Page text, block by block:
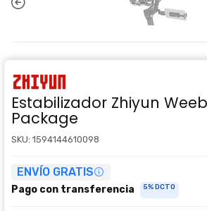
Estabilizador Zhiyun
Package
SKU: 1594144610098
ENVÍO GRATIS
Pago con transferencia 5% DCTO